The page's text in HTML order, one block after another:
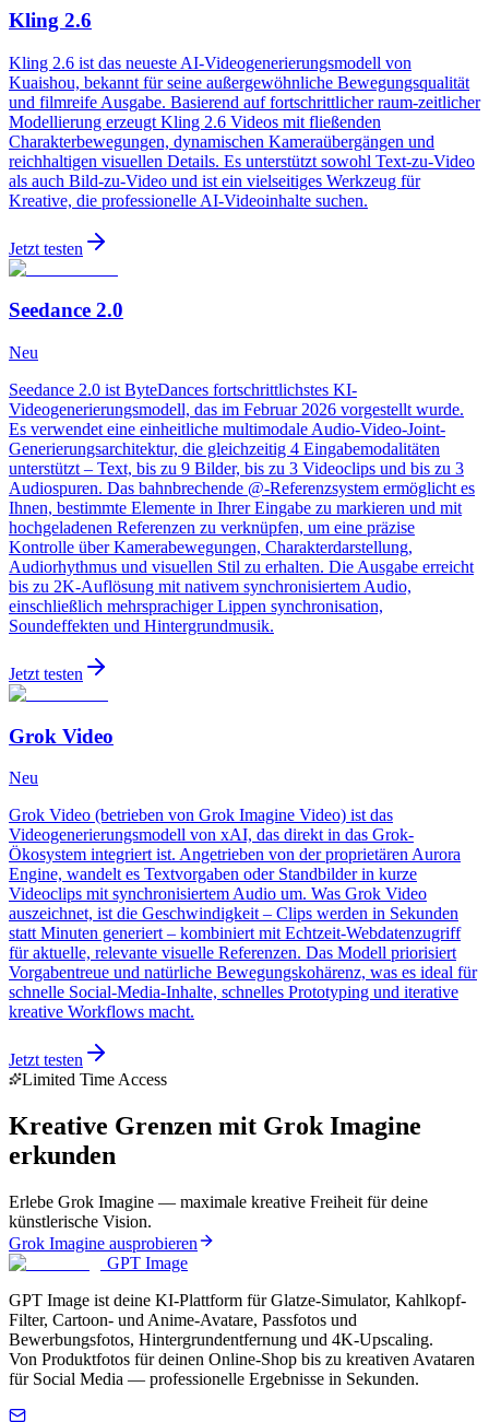
Kling 2.6
Kling 2.6 ist das neueste AI-Videogenerierungsmodell von
Kuaishou, bekannt für seine außergewöhnliche Bewegungsqualität
und filmreife Ausgabe. Basierend auf fortschrittlicher raum-zeitlicher
Modellierung erzeugt Kling 2.6 Videos mit fließenden
Charakterbewegungen, dynamischen Kameraübergängen und
reichhaltigen visuellen Details. Es unterstützt sowohl Text-zu-Video
als auch Bild-zu-Video und ist ein vielseitiges Werkzeug für
Kreative, die professionelle AI-Videoinhalte suchen.
Jetzt testen
Seedance 2.0
Neu
Seedance 2.0 ist ByteDances fortschrittlichstes KI-
Videogenerierungsmodell, das im Februar 2026 vorgestellt wurde.
Es verwendet eine einheitliche multimodale Audio-Video-Joint-
Generierungsarchitektur, die gleichzeitig 4 Eingabemodalitäten
unterstützt – Text, bis zu 9 Bilder, bis zu 3 Videoclips und bis zu 3
Audiospuren. Das bahnbrechende @-Referenzsystem ermöglicht es
Ihnen, bestimmte Elemente in Ihrer Eingabe zu markieren und mit
hochgeladenen Referenzen zu verknüpfen, um eine präzise
Kontrolle über Kamerabewegungen, Charakterdarstellung,
Audiorhythmus und visuellen Stil zu erhalten. Die Ausgabe erreicht
bis zu 2K-Auflösung mit nativem synchronisiertem Audio,
einschließlich mehrsprachiger Lippen synchronisation,
Soundeffekten und Hintergrundmusik.
Jetzt testen
Grok Video
Neu
Grok Video (betrieben von Grok Imagine Video) ist das
Videogenerierungsmodell von xAI, das direkt in das Grok-
Ökosystem integriert ist. Angetrieben von der proprietären Aurora
Engine, wandelt es Textvorgaben oder Standbilder in kurze
Videoclips mit synchronisiertem Audio um. Was Grok Video
auszeichnet, ist die Geschwindigkeit – Clips werden in Sekunden
statt Minuten generiert – kombiniert mit Echtzeit-Webdatenzugriff
für aktuelle, relevante visuelle Referenzen. Das Modell priorisiert
Vorgabentreue und natürliche Bewegungskohärenz, was es ideal für
schnelle Social-Media-Inhalte, schnelles Prototyping und iterative
kreative Workflows macht.
Jetzt testen
Limited Time Access
Kreative Grenzen mit Grok Imagine
erkunden
Erlebe Grok Imagine — maximale kreative Freiheit für deine
künstlerische Vision.
Grok Imagine ausprobieren
GPT Image
GPT Image ist deine KI-Plattform für Glatze-Simulator, Kahlkopf-
Filter, Cartoon- und Anime-Avatare, Passfotos und
Bewerbungsfotos, Hintergrundentfernung und 4K-Upscaling.
Von Produktfotos für deinen Online-Shop bis zu kreativen Avataren
für Social Media — professionelle Ergebnisse in Sekunden.